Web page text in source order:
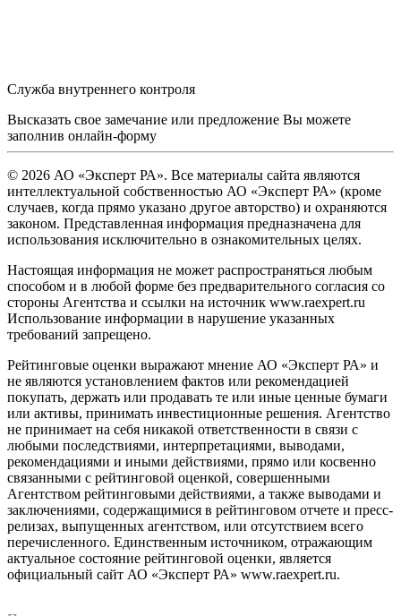
Служба внутреннего контроля
Высказать свое замечание или предложение Вы можете
заполнив онлайн-форму
© 2026 АО «Эксперт РА». Все материалы сайта являются
интеллектуальной собственностью АО «Эксперт РА» (кроме
случаев, когда прямо указано другое авторство) и охраняются
законом. Представленная информация предназначена для
использования исключительно в ознакомительных целях.
Настоящая информация не может распространяться любым
способом и в любой форме без предварительного согласия со
стороны Агентства и ссылки на источник www.raexpert.ru
Использование информации в нарушение указанных
требований запрещено.
Рейтинговые оценки выражают мнение АО «Эксперт РА» и
не являются установлением фактов или рекомендацией
покупать, держать или продавать те или иные ценные бумаги
или активы, принимать инвестиционные решения. Агентство
не принимает на себя никакой ответственности в связи с
любыми последствиями, интерпретациями, выводами,
рекомендациями и иными действиями, прямо или косвенно
связанными с рейтинговой оценкой, совершенными
Агентством рейтинговыми действиями, а также выводами и
заключениями, содержащимися в рейтинговом отчете и пресс-
релизах, выпущенных агентством, или отсутствием всего
перечисленного. Единственным источником, отражающим
актуальное состояние рейтинговой оценки, является
официальный сайт АО «Эксперт РА» www.raexpert.ru.